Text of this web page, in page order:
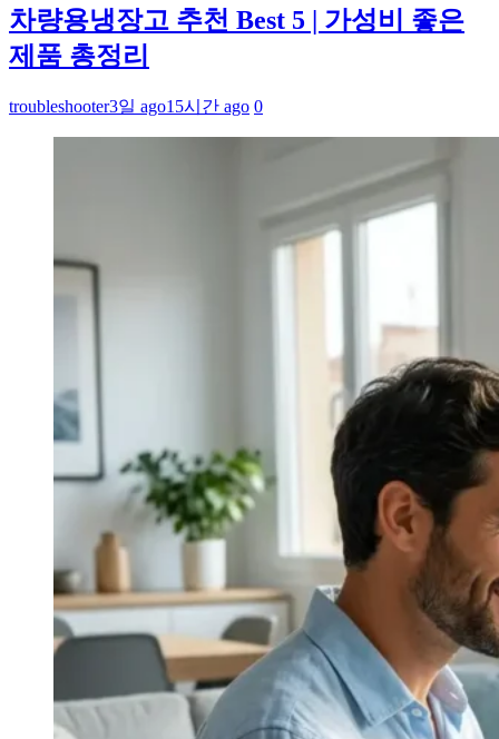
차량용냉장고 추천 Best 5 | 가성비 좋은
제품 총정리
troubleshooter3일 ago15시간 ago 0